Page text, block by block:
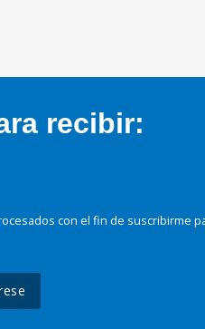
recibir:
con el fin de suscribirme